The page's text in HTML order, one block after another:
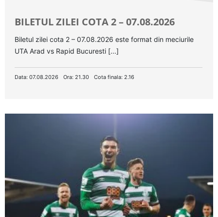
BILETUL ZILEI COTA 2 – 07.08.2026
Biletul zilei cota 2 – 07.08.2026 este format din meciurile
UTA Arad vs Rapid Bucuresti [...]
Data: 07.08.2026 Ora: 21.30 Cota finala: 2.16